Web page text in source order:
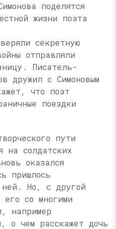
поделятся
жизни поэта
секретную
отправляли
Писатель-
дружил с Симоновым
что поэт
поездки
пути
на солдатских
оказался
пришлось
ней. Но, с другой
его со многими
например
о чем расскажет дочь